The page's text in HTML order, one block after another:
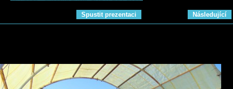
Spustit prezentaci Následující